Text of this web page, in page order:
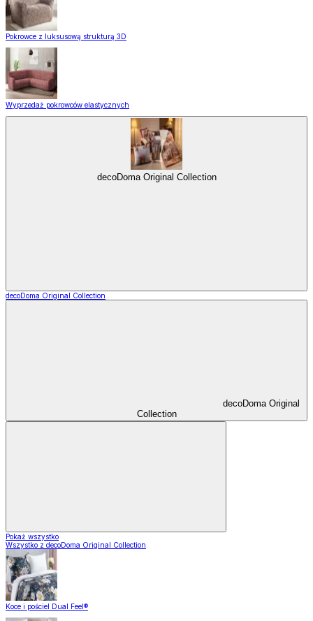
Pokrowce z luksusową strukturą 3D
Wyprzedaż pokrowców elastycznych
decoDoma Original Collection
decoDoma Original Collection
decoDoma Original
Collection
Pokaż wszystko
Wszystko z decoDoma Original Collection
Koce i pościel Dual Feel®